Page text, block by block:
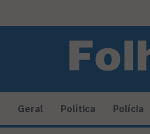
Geral Política Polícia